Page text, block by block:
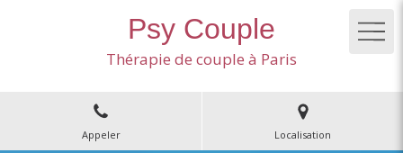
Psy Couple
Thérapie de couple à Paris
Appeler Localisation